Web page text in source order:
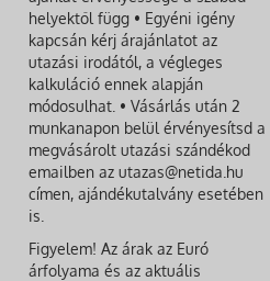
helyektől függ • Egyéni igény
kapcsán kérj árajánlatot az
utazási irodától, a végleges
kalkuláció ennek alapján
módosulhat. • Vásárlás után 2
munkanapon belül érvényesítsd a
megvásárolt utazási szándékod
emailben az utazas@netida.hu
címen, ajándékutalvány esetében
is.
Figyelem! Az árak az Euró
árfolyama és az aktuális